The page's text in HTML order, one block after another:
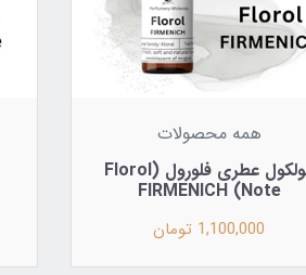
همه محصولات
مولکول عطری فلورول (Florol
Note) FIRMENICH
1,100,000 تومان